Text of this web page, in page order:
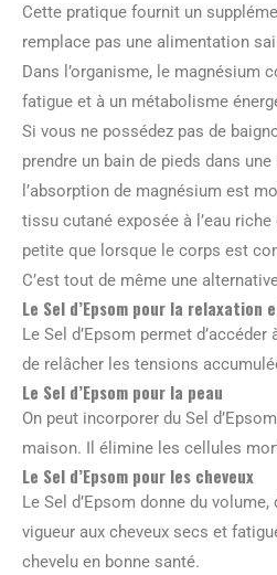
Cette pratique fournit un
remplace pas une alimentation
Dans l’organisme, le magnésium
fatigue et à un métabolisme
Si vous ne possédez pas de
prendre un bain de pieds dans
l’absorption de magnésium est
tissu cutané exposée à l’eau
petite que lorsque le corps est
C’est tout de même une
Le Sel d’Epsom pour la relaxation
Le Sel d’Epsom permet
de relâcher les tensions
Le Sel d’Epsom pour la peau
On peut incorporer du Sel
maison. Il élimine les cellules
Le Sel d’Epsom pour les cheveux
Le Sel d’Epsom donne du
vigueur aux cheveux secs et
chevelu en bonne santé.